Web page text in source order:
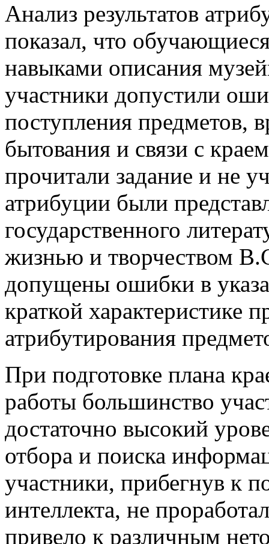
Анализ результатов
показал, что
навыками описания
участники допустили
поступления предметов,
бытования и связи с
прочитали задание и не
атрибуции были
государственного
жизнью и творчеством
допущены ошибки в
краткой характеристике
атрибутирования
При подготовке плана
работы большинство
достаточно высокий
отбора и поиска
участники, прибегнув к
интеллекта, не
привело к различным